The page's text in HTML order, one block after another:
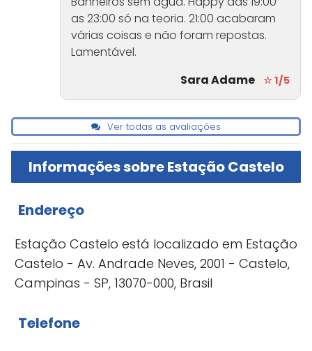
as 23:00 só na teoria. 21:00 acabaram
várias coisas e não foram repostas.
Lamentável.
Sara Adame ☆ 1/5
Ver todas as avaliações
Informações sobre Estação Castelo
Endereço
Estação Castelo está localizado em Estação
Castelo - Av. Andrade Neves, 2001 - Castelo,
Campinas - SP, 13070-000, Brasil
Telefone